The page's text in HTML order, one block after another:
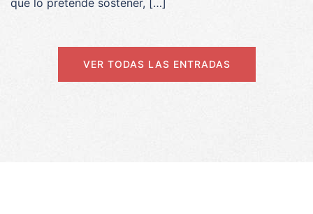
que lo pretende sostener, […]
VER TODAS LAS ENTRADAS